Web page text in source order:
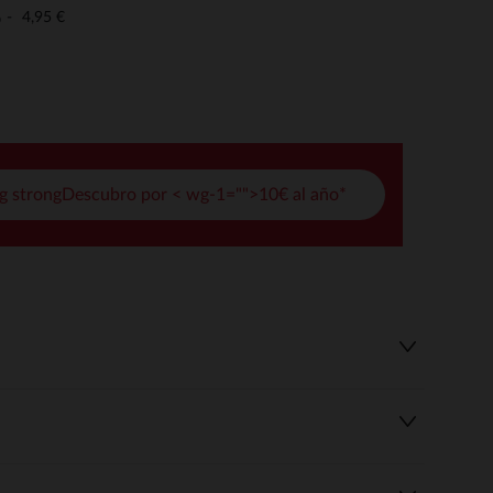
4,95 €
strongDescubro por < wg-1="">10€ al año*